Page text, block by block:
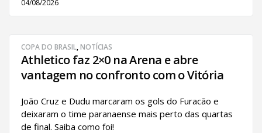
04/08/2026
COPA DO BRASIL,NOTÍCIAS
Athletico faz 2×0 na Arena e abre
vantagem no confronto com o Vitória
João Cruz e Dudu marcaram os gols do Furacão e
deixaram o time paranaense mais perto das quartas
de final. Saiba como foi!